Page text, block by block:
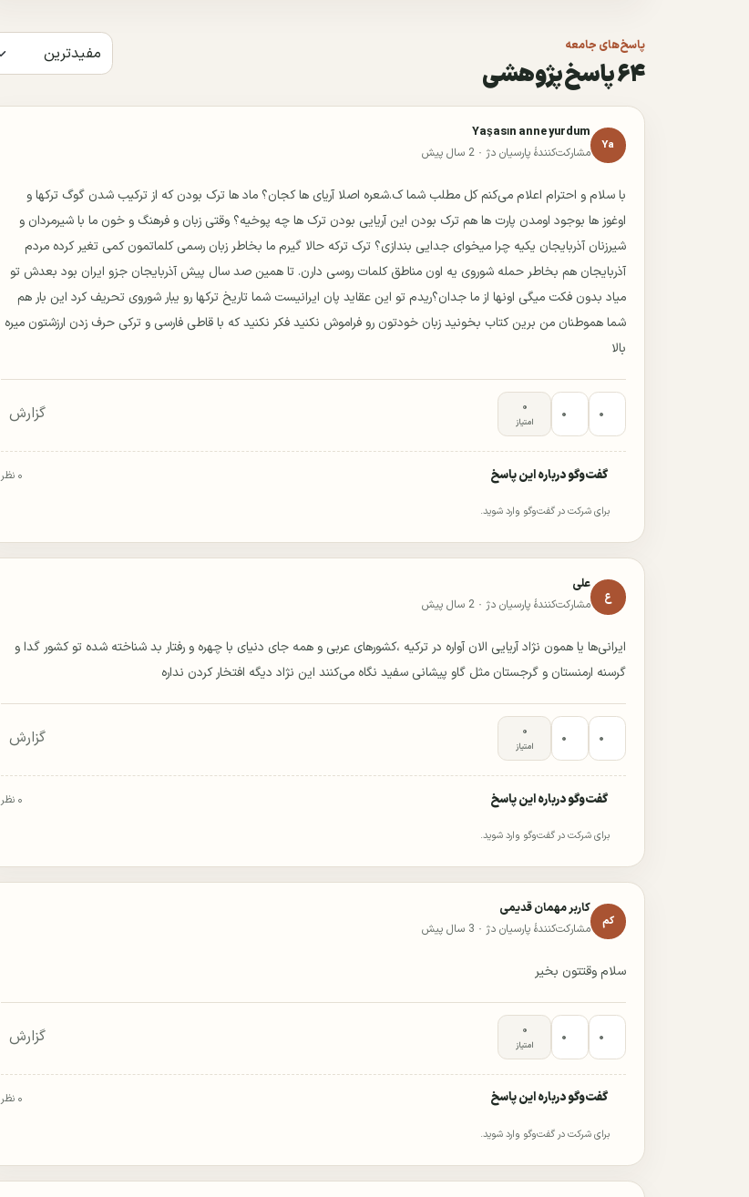
پاسخ‌های جامعه
۶۴ پاسخ پژوهشی
Ya
Yaşasın anne yurdum
مشارکت‌کنندهٔ پارسیان دژ ·2 سال پیش
با سلام و احترام اعلام می‌کنم کل مطلب شما ک.شعره اصلا آریای ها کجان؟ ماد ها ترک بودن که از ترکیب شدن گوگ ترکها و
اوغوز ها بوجود اومدن پارت ها هم ترک بودن این آریایی بودن ترک ها چه پوخیه؟ وقتی زبان و فرهنگ و خون ما با شیرمردان و
شیرزنان آذربایجان یکیه چرا میخوای جدایی بندازی؟ ترک ترکه حالا گیرم ما بخاطر زبان رسمی کلماتمون کمی تغیر کرده مردم
آذربایجان هم بخاطر حمله شوروی یه اون مناطق کلمات روسی دارن. تا همین صد سال پیش آذربایجان جزو ایران بود بعدش تو
میاد بدون فکت میگی اونها از ما جدان؟ریدم تو این عقاید پان ایرانیست شما تاریخ ترکها رو یبار شوروی تحریف کرد این بار هم
شما هموطنان من برین کتاب بخونید زبان خودتون رو فراموش نکنید فکر نکنید که با قاطی فارسی و ترکی حرف زدن ارزشتون میره
بالا
۰ ۰ ۰
امتیاز گزارش
گفت‌وگو درباره این پاسخ ۰ نظر
برای شرکت در گفت‌وگو وارد شوید.
ع
علی
مشارکت‌کنندهٔ پارسیان دژ ·2 سال پیش
ایرانی‌ها یا همون نژاد آریایی الان آواره در ترکیه ،کشورهای عربی و همه جای دنیای با چهره و رفتار بد شناخته شده تو کشور گدا و
گرسنه ارمنستان و گرجستان مثل گاو پیشانی سفید نگاه می‌کنند این نژاد دیگه افتخار کردن نداره
۰ ۰ ۰
امتیاز گزارش
گفت‌وگو درباره این پاسخ ۰ نظر
برای شرکت در گفت‌وگو وارد شوید.
کم
کاربر مهمان قدیمی
مشارکت‌کنندهٔ پارسیان دژ · 3 سال پیش
سلام وقتتون بخیر
۰ ۰ ۰
امتیاز گزارش
گفت‌وگو درباره این پاسخ ۰ نظر
برای شرکت در گفت‌وگو وارد شوید.